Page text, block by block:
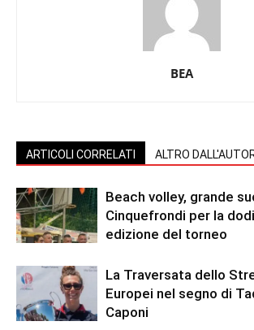
BEA
ARTICOLI CORRELATI ALTRO
Beach volley, grande
Cinquefrondi per la
edizione del torneo
La Traversata dello
Europei nel segno di
Caponi